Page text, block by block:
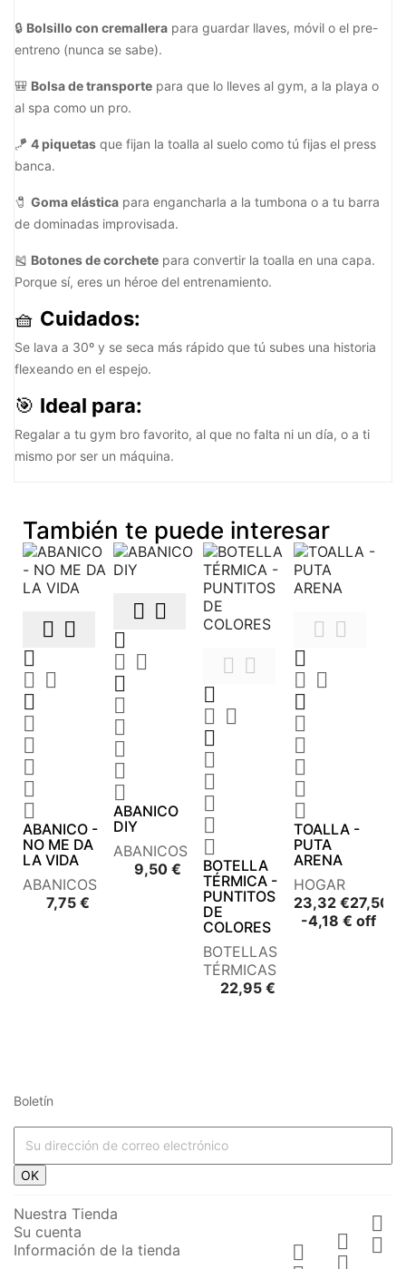
🔒 Bolsillo con cremallera para guardar llaves, móvil o el pre-
entreno (nunca se sabe).
🎒 Bolsa de transporte para que lo lleves al gym, a la playa o
al spa como un pro.
🪁 4 piquetas que fijan la toalla al suelo como tú fijas el press
banca.
🧷 Goma elástica para engancharla a la tumbona o a tu barra
de dominadas improvisada.
🎽 Botones de corchete para convertir la toalla en una capa.
Porque sí, eres un héroe del entrenamiento.
🧺 Cuidados:
Se lava a 30º y se seca más rápido que tú subes una historia
flexeando en el espejo.
🎯 Ideal para:
Regalar a tu gym bro favorito, al que no falta ni un día, o a ti
mismo por ser un máquina.
También te puede interesar
 

 






ABANICO -
NO ME DA
LA VIDA
ABANICOS
7,75 €Precio
 

 






ABANICO
DIY
ABANICOS
9,50 € Precio
 

 






BOTELLA
TÉRMICA -
PUNTITOS
DE
COLORES
BOTELLAS
TÉRMICAS
22,95 €
 

 






TOALLA -
PUTA
ARENA
HOGAR
23,32 €27,50 €
Precio
-4,18 € off

 





 



 
 

Boletín
OK
Nuestra Tienda


Su cuenta


Información de la tienda
